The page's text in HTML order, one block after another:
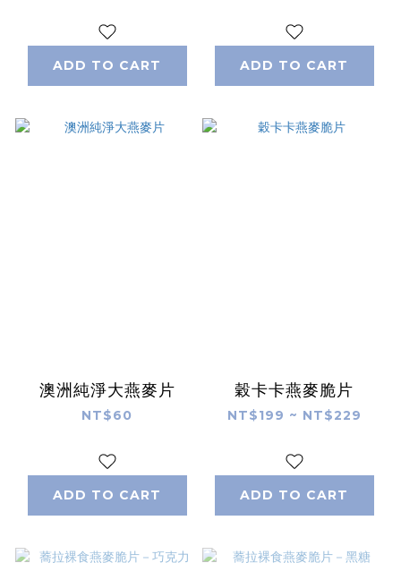
ADD TO CART ADD TO CART
澳洲純淨大燕麥片
NT$60
ADD TO CART
穀卡卡燕麥脆片
NT$199 ~ NT$229
ADD TO CART